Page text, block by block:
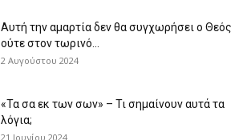
Αυτή την αμαρτία δεν θα συγχωρήσει ο Θεός
ούτε στον τωρινό...
2 Αυγούστου 2024
«Τα σα εκ των σων» – Τι σημαίνουν αυτά τα
λόγια;
21 Ιουνίου 2024